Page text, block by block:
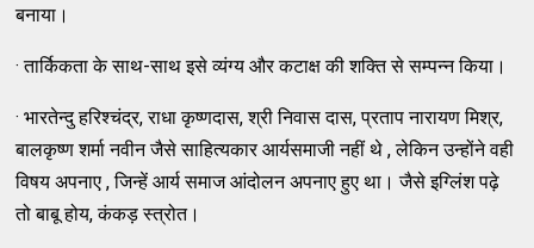
बनाया।
· तार्किकता के साथ-साथ इसे व्‍यंग्‍य और कटाक्ष की शक्‍ति से सम्‍पन्‍न किया।
· भारतेन्‍दु हरिश्‍चंद्र, राधा कृष्‍णदास, श्री निवास दास, प्रताप नारायण मिश्र,
बालकृष्‍ण शर्मा नवीन जैसे साहित्‍यकार आर्यसमाजी नहीं थे , लेकिन उन्‍होंने वही
विषय अपनाए , जिन्‍हें आर्य समाज आंदोलन अपनाए हुए था। जैसे इग्‍लिंश पढ़े
तो बाबू होय, कंकड़ स्‍त्रोत।